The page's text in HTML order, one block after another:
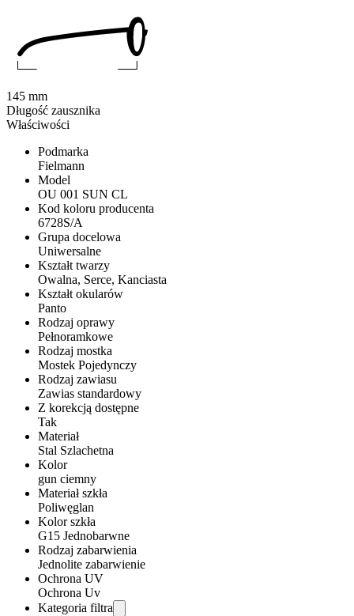
Właściwości
Podmarka
Fielmann
Model
OU 001 SUN CL
Kod koloru producenta
6728S/A
Grupa docelowa
Uniwersalne
Kształt twarzy
Owalna, Serce, Kanciasta
Kształt okularów
Panto
Rodzaj oprawy
Pełnoramkowe
Rodzaj mostka
Mostek Pojedynczy
Rodzaj zawiasu
Zawias standardowy
Z korekcją dostępne
Tak
Materiał
Stal Szlachetna
Kolor
gun ciemny
Materiał szkła
Poliwęglan
Kolor szkła
G15 Jednobarwne
Rodzaj zabarwienia
Jednolite zabarwienie
Ochrona UV
Ochrona Uv
Kategoria filtra
145 mm
Długość zausznika